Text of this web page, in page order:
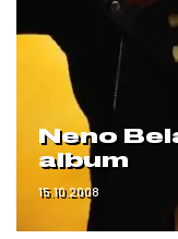
Neno
album
15.10.2008